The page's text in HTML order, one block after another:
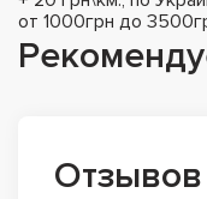
от 1000грн до